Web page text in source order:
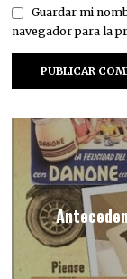
Guardar mi
navegador para la